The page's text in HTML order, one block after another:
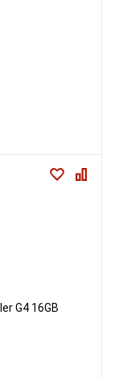
G4 16GB